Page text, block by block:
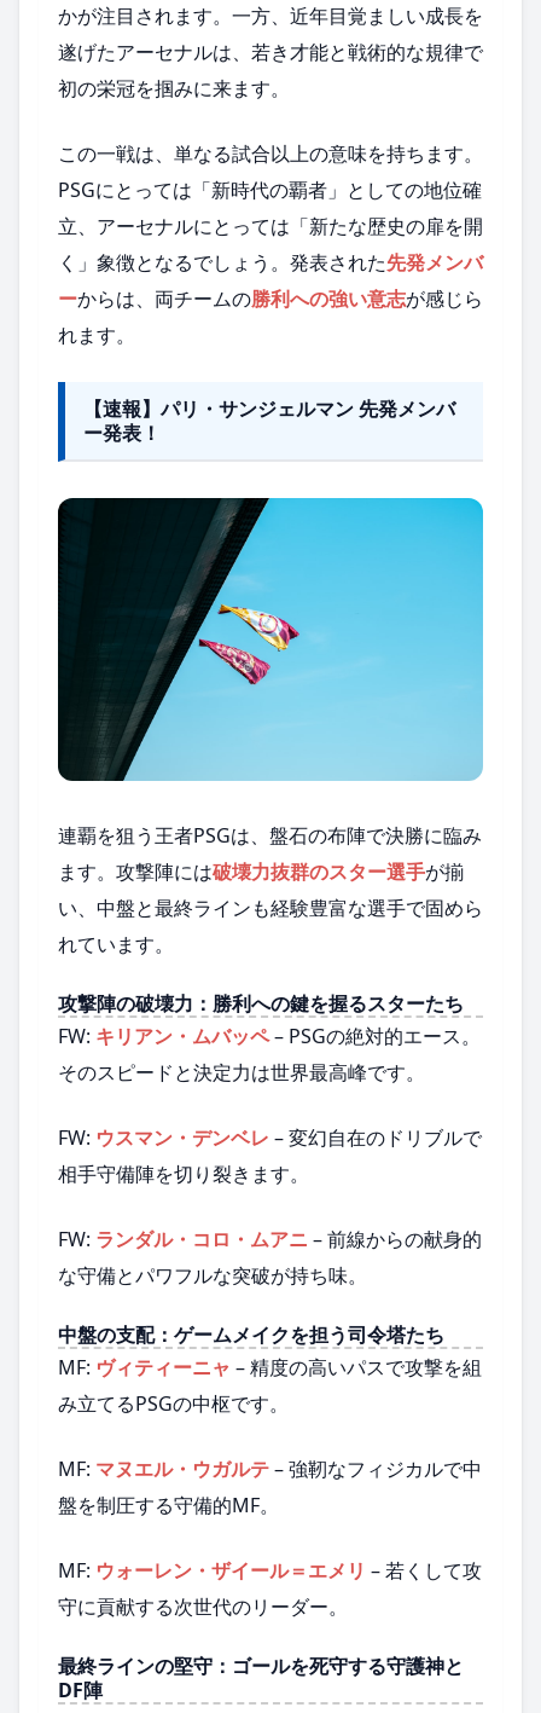
かが注目されます。一方、近年目覚ましい成長を
遂げたアーセナルは、若き才能と戦術的な規律で
初の栄冠を掴みに来ます。
この一戦は、単なる試合以上の意味を持ちます。
PSGにとっては「新時代の覇者」としての地位確
立、アーセナルにとっては「新たな歴史の扉を開
く」象徴となるでしょう。発表された先発メンバ
ーからは、両チームの勝利への強い意志が感じら
れます。
【速報】パリ・サンジェルマン 先発メンバ
ー発表！
連覇を狙う王者PSGは、盤石の布陣で決勝に臨み
ます。攻撃陣には破壊力抜群のスター選手が揃
い、中盤と最終ラインも経験豊富な選手で固めら
れています。
攻撃陣の破壊力：勝利への鍵を握るスターたち
FW: キリアン・ムバッペ– PSGの絶対的エース。
そのスピードと決定力は世界最高峰です。
FW: ウスマン・デンベレ – 変幻自在のドリブルで
相手守備陣を切り裂きます。
FW: ランダル・コロ・ムアニ – 前線からの献身的
な守備とパワフルな突破が持ち味。
中盤の支配：ゲームメイクを担う司令塔たち
MF: ヴィティーニャ – 精度の高いパスで攻撃を組
み立てるPSGの中枢です。
MF: マヌエル・ウガルテ– 強靭なフィジカルで中
盤を制圧する守備的MF。
MF: ウォーレン・ザイール＝エメリ – 若くして攻
守に貢献する次世代のリーダー。
最終ラインの堅守：ゴールを死守する守護神と
DF陣